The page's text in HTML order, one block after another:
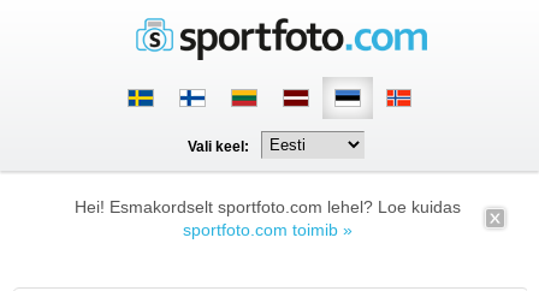
Vali keel:
Hei! Esmakordselt sportfoto.com lehel? Loe kuidas
sportfoto.com toimib »